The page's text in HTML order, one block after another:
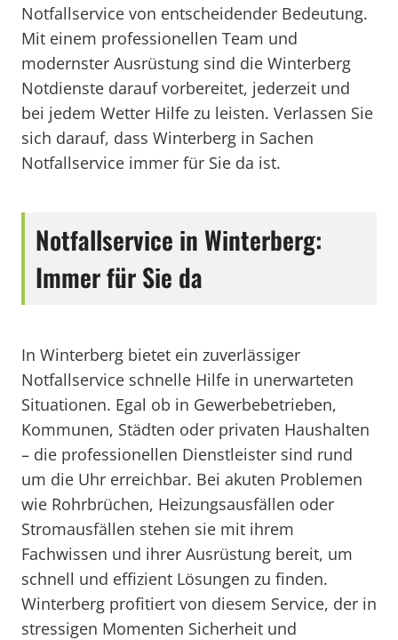
Notfallservice von entscheidender Bedeutung.
Mit einem professionellen Team und
modernster Ausrüstung sind die Winterberg
Notdienste darauf vorbereitet, jederzeit und
bei jedem Wetter Hilfe zu leisten. Verlassen Sie
sich darauf, dass Winterberg in Sachen
Notfallservice immer für Sie da ist.
Notfallservice in Winterberg:
Immer für Sie da
In Winterberg bietet ein zuverlässiger
Notfallservice schnelle Hilfe in unerwarteten
Situationen. Egal ob in Gewerbebetrieben,
Kommunen, Städten oder privaten Haushalten
– die professionellen Dienstleister sind rund
um die Uhr erreichbar. Bei akuten Problemen
wie Rohrbrüchen, Heizungsausfällen oder
Stromausfällen stehen sie mit ihrem
Fachwissen und ihrer Ausrüstung bereit, um
schnell und effizient Lösungen zu finden.
Winterberg profitiert von diesem Service, der in
stressigen Momenten Sicherheit und